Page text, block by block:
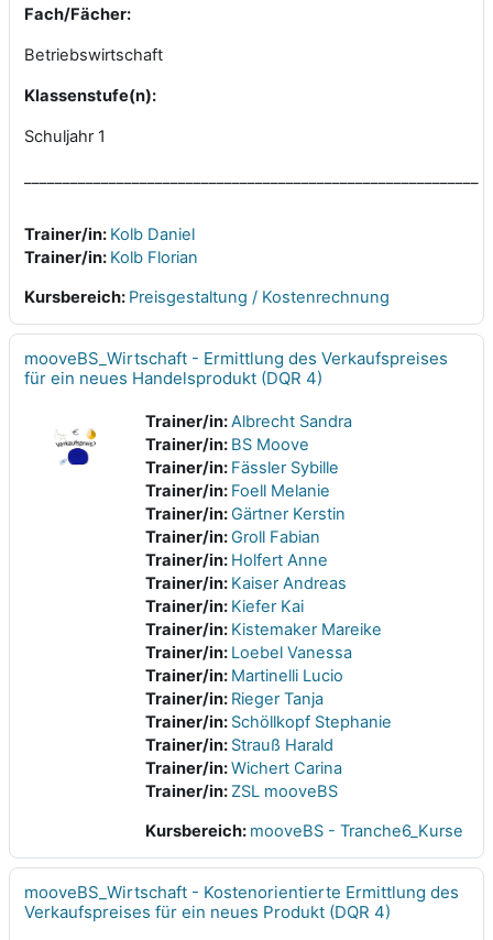
Fach/Fächer:
Betriebswirtschaft
Klassenstufe(n):
Schuljahr 1
Trainer/in: Kolb Daniel
Trainer/in: Kolb Florian
Kursbereich: Preisgestaltung / Kostenrechnung
mooveBS_Wirtschaft - Ermittlung des Verkaufspreises
für ein neues Handelsprodukt (DQR 4)
Trainer/in:Albrecht Sandra
Trainer/in: BS Moove
Trainer/in: Fässler Sybille
Trainer/in: Foell Melanie
Trainer/in:Gärtner Kerstin
Trainer/in:Groll Fabian
Trainer/in: Holfert Anne
Trainer/in: Kaiser Andreas
Trainer/in: Kiefer Kai
Trainer/in: Kistemaker Mareike
Trainer/in: Loebel Vanessa
Trainer/in: Martinelli Lucio
Trainer/in: Rieger Tanja
Trainer/in: Schöllkopf Stephanie
Trainer/in: Strauß Harald
Trainer/in:Wichert Carina
Trainer/in: ZSL mooveBS
Kursbereich: mooveBS - Tranche6_Kurse
mooveBS_Wirtschaft - Kostenorientierte Ermittlung des
Verkaufspreises für ein neues Produkt (DQR 4)